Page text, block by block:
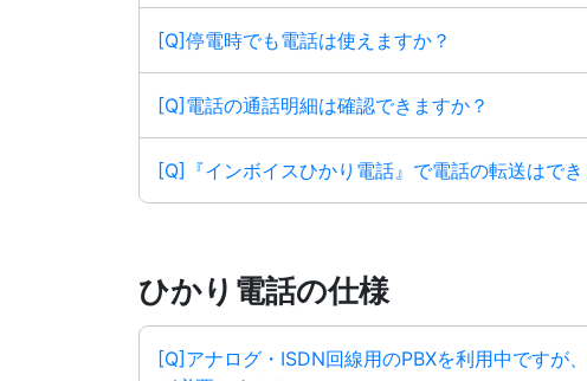
[Q]停電時でも電話は使えますか？
[Q]電話の通話明細は確認できますか？
[Q]『インボイスひかり電話』で電話の転送はでき
ひかり電話の仕様
[Q]アナログ・ISDN回線用のPBXを利用中ですが